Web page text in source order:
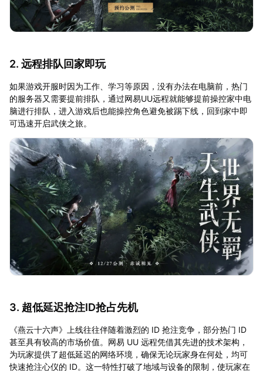
2. 远程排队回家即玩
如果游戏开服时因为工作、学习等原因，没有办法在电脑前，热门
的服务器又需要提前排队，通过网易UU远程就能够提前操控家中电
脑进行排队，进入游戏后也能操控角色避免被踢下线，回到家中即
可迅速开启武侠之旅。
3. 超低延迟抢注ID抢占先机
《燕云十六声》上线往往伴随着激烈的 ID 抢注竞争，部分热门 ID
甚至具有较高的市场价值。网易 UU 远程凭借其先进的技术架构，
为玩家提供了超低延迟的网络环境，确保无论玩家身在何处，均可
快速抢注心仪的 ID。这一特性打破了地域与设备的限制，使玩家在